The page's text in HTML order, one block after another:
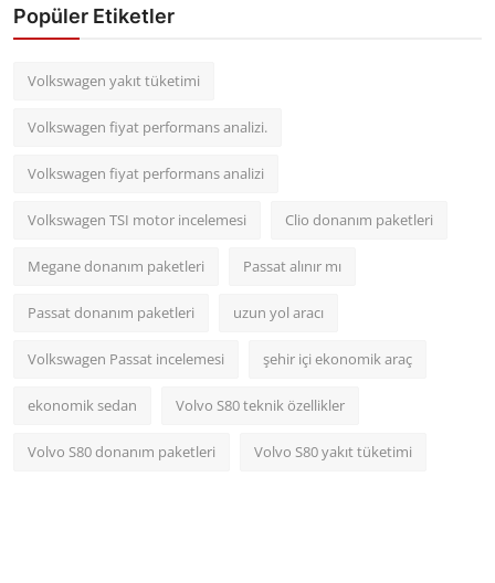
Popüler Etiketler
Volkswagen yakıt tüketimi
Volkswagen fiyat performans analizi.
Volkswagen fiyat performans analizi
Volkswagen TSI motor incelemesi Clio donanım paketleri
Megane donanım paketleri Passat alınır mı
Passat donanım paketleri uzun yol aracı
Volkswagen Passat incelemesi şehir içi ekonomik araç
ekonomik sedan Volvo S80 teknik özellikler
Volvo S80 donanım paketleri Volvo S80 yakıt tüketimi